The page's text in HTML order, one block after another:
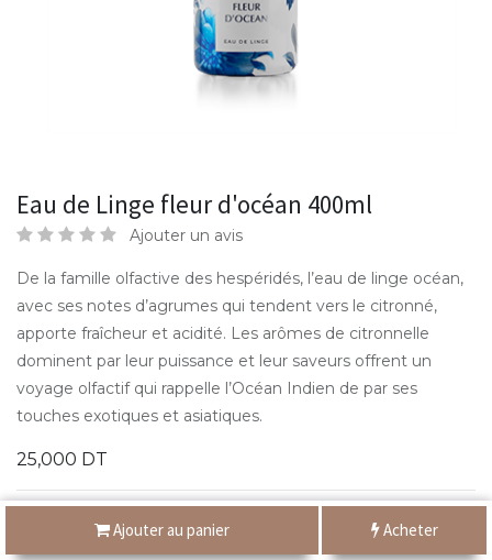
Ajouter au panier Acheter
Eau de Linge fleur d'océan 400ml
Ajouter un avis
De la famille olfactive des hespéridés, l’eau de linge océan,
avec ses notes d’agrumes qui tendent vers le citronné,
apporte fraîcheur et acidité. Les arômes de citronnelle
dominent par leur puissance et leur saveurs offrent un
voyage olfactif qui rappelle l’Océan Indien de par ses
touches exotiques et asiatiques.
25,000 DT